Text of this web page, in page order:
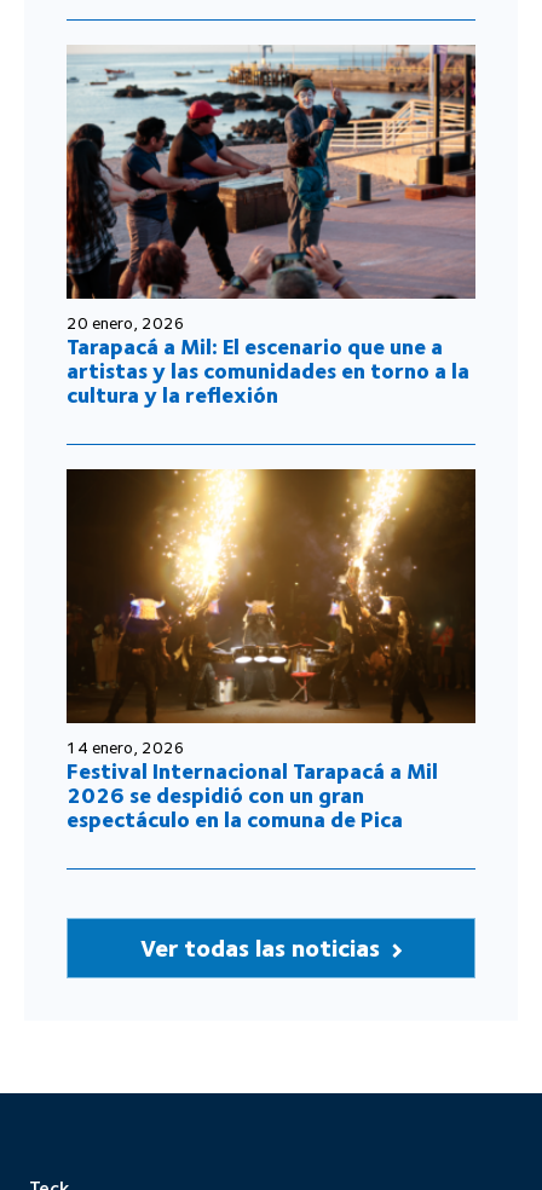
20 enero, 2026
Tarapacá a Mil: El escenario que une a
artistas y las comunidades en torno a la
cultura y la reflexión
14 enero, 2026
Festival Internacional Tarapacá a Mil
2026 se despidió con un gran
espectáculo en la comuna de Pica
Ver todas las noticias